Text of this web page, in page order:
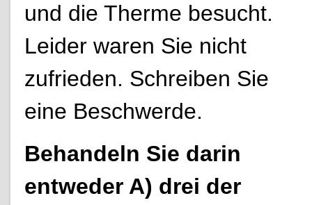
und die Therme besucht.
Leider waren Sie nicht
zufrieden. Schreiben Sie
eine Beschwerde.
Behandeln Sie darin
entweder A) drei der